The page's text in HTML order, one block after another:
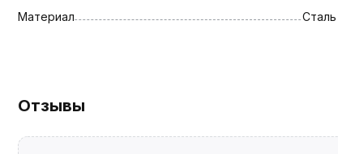
Материал
Сталь
Отзывы